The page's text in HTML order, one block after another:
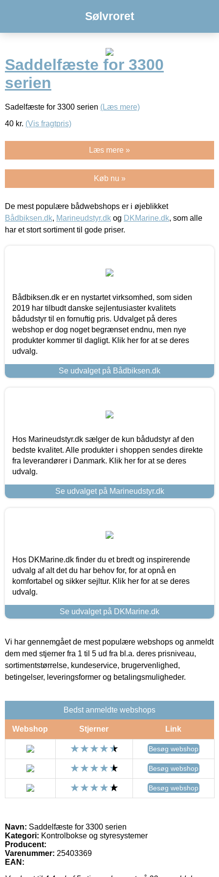
Sølvroret
Saddelfæste for 3300
serien
Sadelfæste for 3300 serien (Læs mere)
40 kr. (Vis fragtpris)
Læs mere »
Køb nu »
De mest populære bådwebshops er i øjeblikket
Bådbiksen.dk, Marineudstyr.dk og DKMarine.dk, som alle
har et stort sortiment til gode priser.
Bådbiksen.dk er en nystartet virksomhed, som siden
2019 har tilbudt danske sejlentusiaster kvalitets
bådudstyr til en fornuftig pris. Udvalget på deres
webshop er dog noget begrænset endnu, men nye
produkter kommer til dagligt. Klik her for at se deres
udvalg.
Se udvalget på Bådbiksen.dk
Hos Marineudstyr.dk sælger de kun bådudstyr af den
bedste kvalitet. Alle produkter i shoppen sendes direkte
fra leverandører i Danmark. Klik her for at se deres
udvalg.
Se udvalget på Marineudstyr.dk
Hos DKMarine.dk finder du et bredt og inspirerende
udvalg af alt det du har behov for, for at opnå en
komfortabel og sikker sejltur. Klik her for at se deres
udvalg.
Se udvalget på DKMarine.dk
Vi har gennemgået de mest populære webshops og anmeldt
dem med stjerner fra 1 til 5 ud fra bl.a. deres prisniveau,
sortimentstørrelse, kundeservice, brugervenlighed,
betingelser, leveringsformer og betalingsmuligheder.
Bedst anmeldte webshops
Webshop Stjerner Link
Besøg webshop
Besøg webshop
Besøg webshop
Navn: Saddelfæste for 3300 serien
Kategori: Kontrolbokse og styresystemer
Producent:
Varenummer: 25403369
EAN: